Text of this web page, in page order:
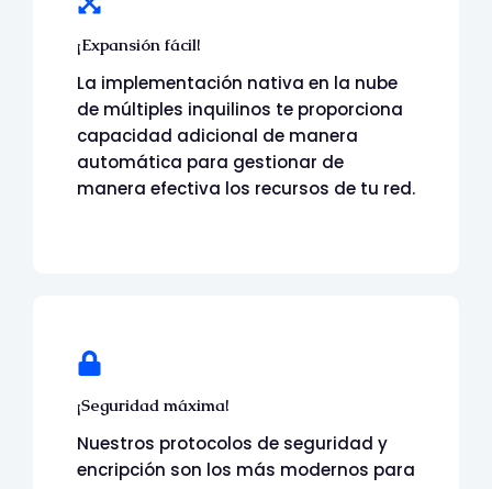
¡Expansión fácil!
La implementación nativa en la nube
de múltiples inquilinos te proporciona
capacidad adicional de manera
automática para gestionar de
manera efectiva los recursos de tu red.
¡Seguridad máxima!
Nuestros protocolos de seguridad y
encripción son los más modernos para